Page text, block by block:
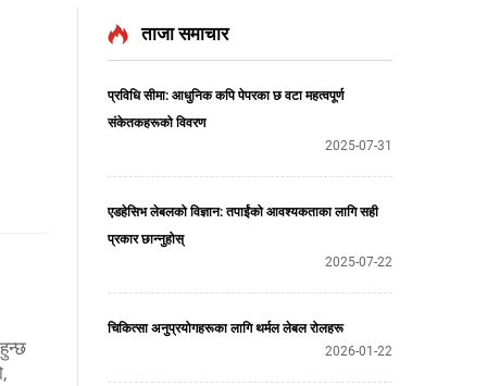
ताजा समाचार
प्रविधि सीमा: आधुनिक कपि पेपरका छ वटा महत्वपूर्ण
संकेतकहरूको विवरण
2025-07-31
एडहेसिभ लेबलको विज्ञान: तपाईंको आवश्यकताका लागि सही
प्रकार छान्नुहोस्
2025-07-22
चिकित्सा अनुप्रयोगहरूका लागि थर्मल लेबल रोलहरू
2026-01-22